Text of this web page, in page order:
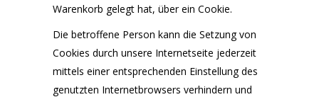
Warenkorb gelegt hat, über ein Cookie.
Die betroffene Person kann die Setzung von
Cookies durch unsere Internetseite jederzeit
mittels einer entsprechenden Einstellung des
genutzten Internetbrowsers verhindern und